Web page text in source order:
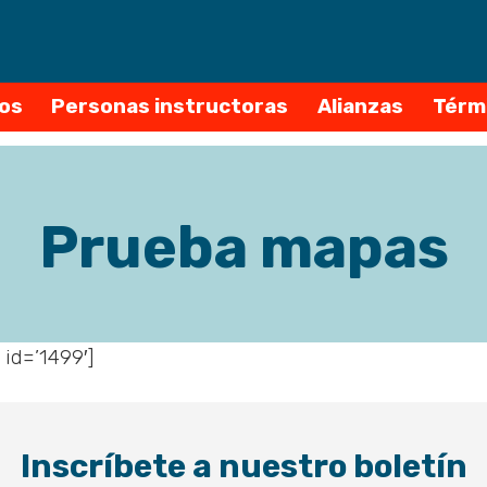
Personas instructoras Alianzas
Prueba mapas
Inscríbete a nuestro boletín